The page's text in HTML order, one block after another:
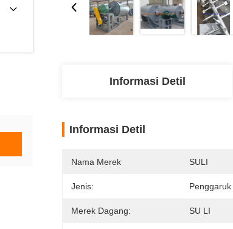
Informasi Detil
Informasi Detil
Nama Merek SULI
Jenis: Penggaruk
Merek Dagang: SU LI